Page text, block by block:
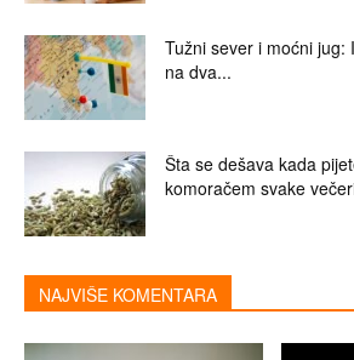
Tužni sever i moćni jug:
na dva...
Šta se dešava kada
komoračem svake
NAJVIŠE KOMENTARA